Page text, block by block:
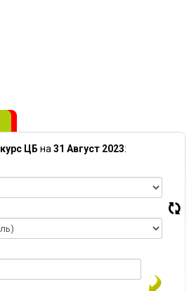
курс ЦБ на 31 Август 2023: